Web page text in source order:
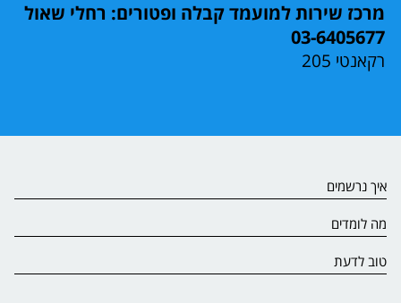
מרכז שירות למועמד קבלה ופטורים: רחלי שאול
03-6405677
רקאנטי 205
איך נרשמים
מה לומדים
טוב לדעת